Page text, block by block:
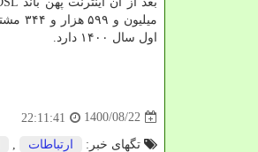
اول سال ۱۴۰۰ دارد.
1400/08/22
22:11:41
تگهای خبر: ارتباطات